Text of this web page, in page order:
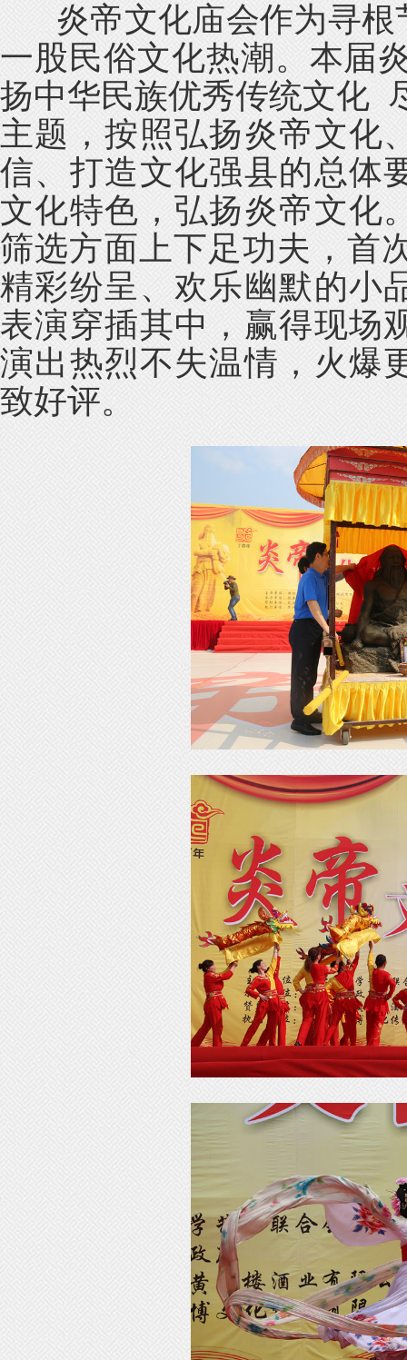
炎帝文化庙会作为寻根
一股民俗文化热潮。本届
扬中华民族优秀传统文化
主题，按照弘扬炎帝文化
信、打造文化强县的总体
文化特色，弘扬炎帝文化
筛选方面上下足功夫，首
精彩纷呈、欢乐幽默的小
表演穿插其中，赢得现场
演出热烈不失温情，火爆
致好评。